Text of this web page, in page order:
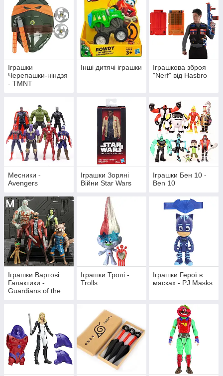
Іграшки
Черепашки-ніндзя
- TMNT
Інші дитячі іграшки
Іграшкова зброя
"Nerf" від Hasbro
Месники -
Avengers
Іграшки Зоряні
Війни Star Wars
Іграшки Бен 10 -
Ben 10
Іграшки Вартові
Галактики -
Guardians of the
Іграшки Тролі -
Trolls
Іграшки Герої в
масках - PJ Masks